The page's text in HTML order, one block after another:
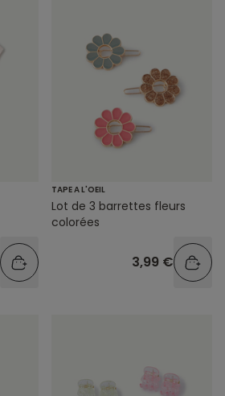
TAPE A L'OEIL
Lot de 3 barrettes fleurs
colorées
3,99 €